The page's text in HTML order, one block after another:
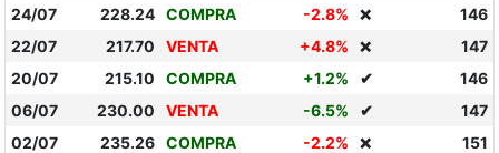
24/07
228.24 COMPRA -2.8% ❌
146
22/07
217.70 VENTA +4.8% ❌
147
20/07
215.10 COMPRA +1.2% ✔
146
06/07
230.00 VENTA -6.5% ✔
147
02/07
235.26 COMPRA -2.2% ❌
151